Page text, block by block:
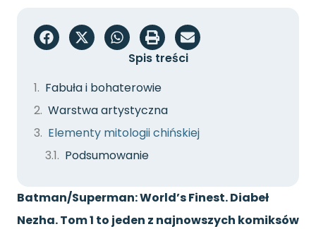
Spis treści
Fabuła i bohaterowie
Warstwa artystyczna
Elementy mitologii chińskiej
Podsumowanie
Batman/Superman: World’s Finest. Diabeł
Nezha. Tom 1 to jeden z najnowszych komiksów